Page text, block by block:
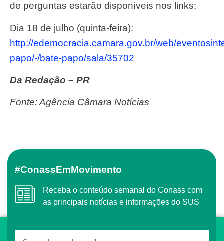
de perguntas estarão disponíveis nos links:
Dia 18 de julho (quinta-feira):
http://edemocracia.camara.gov.br/web/
papo/-/bate-papo/sala/35702
Da Redação – PR
Fonte: Agência Câmara Notícias
#ConassEmMovimento
Receba o conteúdo semanal do Conass com
as principais notícias e informações do SUS